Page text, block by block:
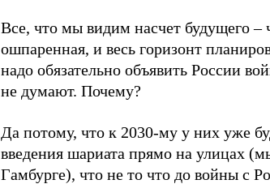
Все, что мы видим насчет будущего –
ошпаренная, и весь горизонт
надо обязательно объявить России
не думают. Почему?
Да потому, что к 2030-му у них уже
введения шариата прямо на улицах
Гамбурге), что не то что до войны с